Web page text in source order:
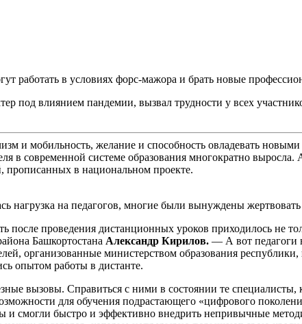
работать в условиях форс-мажора и брать новые
под влиянием пандемии, вызвал трудности у всех
и мобильность, желание и способность овладевать
в современной системе образования многократно выросла.
прописанных в национальном проекте.
нагрузка на педагогов, многие были вынуждены
после проведения дистанционных уроков приходилось не
Башкортостана Александр Кирилов. — А вот педагоги
организованные министерством образования
опытом работы в дистанте.
вызовы. Справиться с ними в состоянии те специалисты,
для обучения подрастающего «цифрового
смогли быстро и эффективно внедрить непривычные